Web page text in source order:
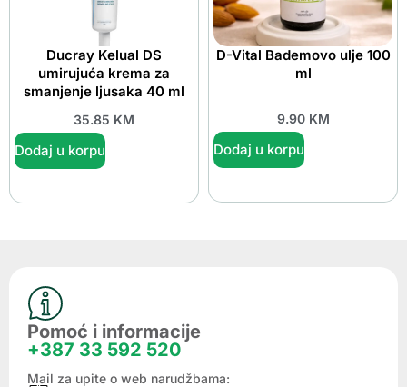
Ducray Kelual DS
umirujuća krema za
smanjenje ljusaka 40 ml
35.85 KM
Dodaj u korpu
D-Vital Bademovo ulje 100
ml
9.90 KM
Dodaj u korpu
Pomoć i informacije
+387 33 592 520
Mail za upite o web narudžbama: